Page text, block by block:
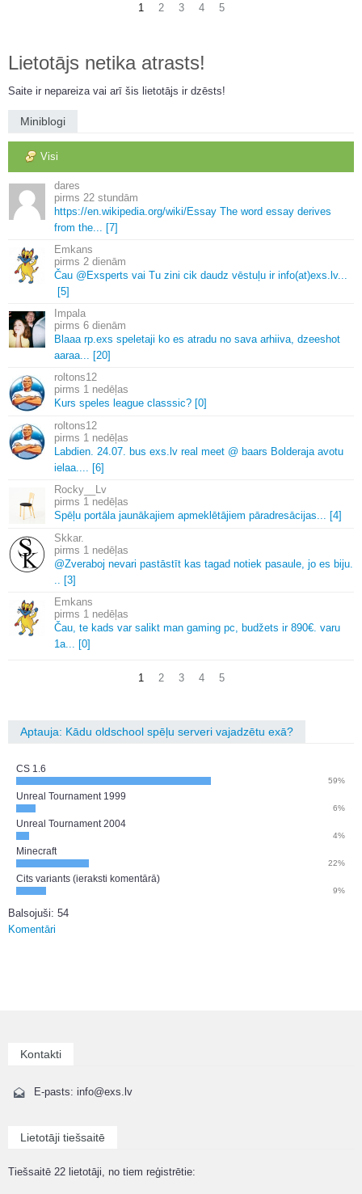
1 2 3 4 5
Lietotājs netika atrasts!
Saite ir nepareiza vai arī šis lietotājs ir dzēsts!
Miniblogi
Visi
dares
22 stundām
https://en. wikipedia. org/wiki/Essay The word essay derives
from the.
[7]
Emkans
2 dienām
Čau @Exsperts vai Tu zini cik daudz vēstuļu ir info(at)exs. lv.
[5]
Impala
6 dienām
Blaaa rp. exs speletaji ko es atradu no sava arhiiva, dzeeshot
aaraa.
[20]
roltons12
1 nedēļas
Kurs speles league classsic? [0]
roltons12
1 nedēļas
Labdien. 24. 07. bus exs. lv real meet @ baars Bolderaja avotu
ielaa.
[6]
Rocky__Lv
1 nedēļas
Spēļu portāla jaunākajiem apmeklētājiem pāradresācijas.
[4]
Skkar.
1 nedēļas
@Zveraboj nevari pastāstīt kas tagad notiek pasaule, jo es biju.
[3]
Emkans
1 nedēļas
Čau, te kads var salikt man gaming pc, budžets ir 890€. varu
1a.
[0]
1 2 3 4 5
Aptauja: Kādu oldschool spēļu serveri vajadzētu exā?
CS 1.6
59%
Unreal Tournament 1999
6%
Unreal Tournament 2004
4%
Minecraft
22%
Cits variants (ieraksti komentārā)
9%
Balsojuši: 54
Komentāri
Kontakti
E-pasts: info@exs.lv
Lietotāji tiešsaitē
Tiešsaitē 22 lietotāji, no tiem reģistrētie: